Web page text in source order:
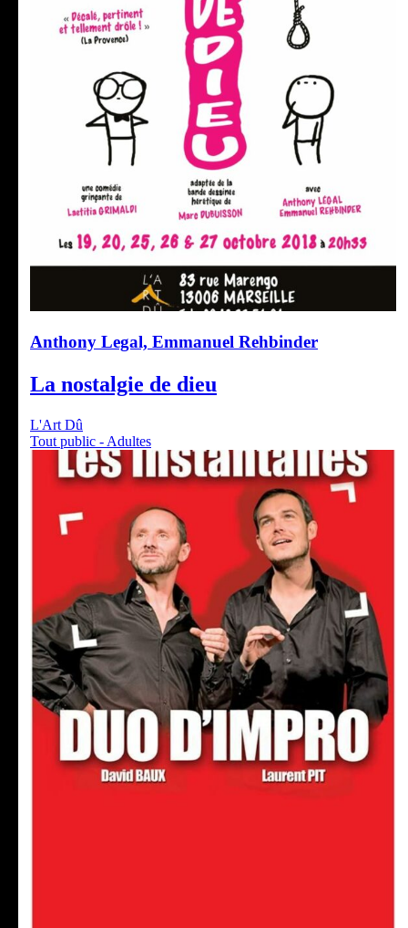
Anthony Legal, Emmanuel Rehbinder
La nostalgie de dieu
L'Art Dû
Tout public - Adultes